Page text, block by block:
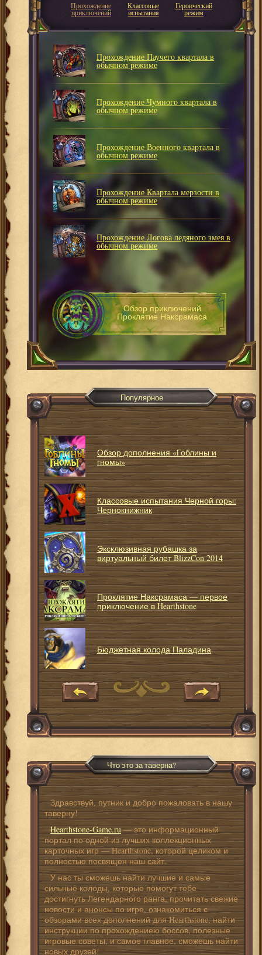
Прохождение
приключений
Классовые
испытания
Героический
режим
Прохождение Паучего квартала в
обычном режиме
Прохождение Чумного квартала в
обычном режиме
Прохождение Военного квартала в
обычном режиме
Прохождение Квартала мерзости в
обычном режиме
Прохождение Логова ледяного змея в
обычном режиме
Обзор приключений
Проклятие Наксрамаса
Популярное
Обзор дополнения «Гоблины и
гномы»
Классовые испытания Черной горы:
Чернокнижник
Эксклюзивная рубашка за
виртуальный билет BlizzCon 2014
Проклятие Наксрамаса — первое
приключение в Hearthstone
Бюджетная колода Паладина
Что это за таверна?
Здравствуй, путник и добро пожаловать в нашу
таверну!
Hearthstone-Game.ru— это информационный
портал по одной из лучших коллекционных
карточных игр — Hearthstone, которой целиком и
полностью посвящен наш сайт.
У нас ты сможешь найти лучшие и самые
сильные колоды, которые помогут тебе
достигнуть Легендарного ранга, прочитать свежие
новости и анонсы по игре, ознакомиться с
обзорами всех дополнений для Hearthstone, найти
инструкции по прохождениею боссов, полезные
игровые советы, и самое главное, сможешь найти
новых друзей!